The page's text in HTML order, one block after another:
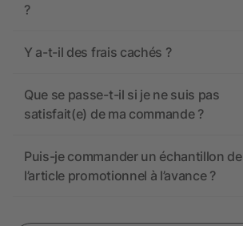
?
Y a-t-il des frais cachés ?
Que se passe-t-il si je ne suis pas
satisfait(e) de ma commande ?
Puis-je commander un échantillon de
l’article promotionnel à l’avance ?